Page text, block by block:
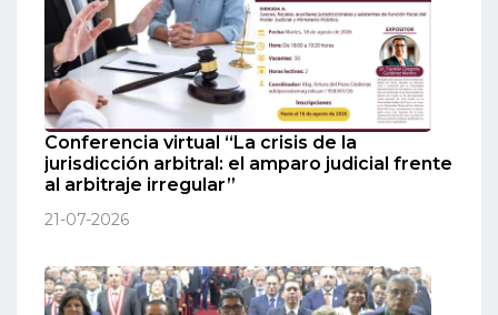
Conferencia virtual “La crisis de la
jurisdicción arbitral: el amparo judicial frente
al arbitraje irregular”
21-07-2026